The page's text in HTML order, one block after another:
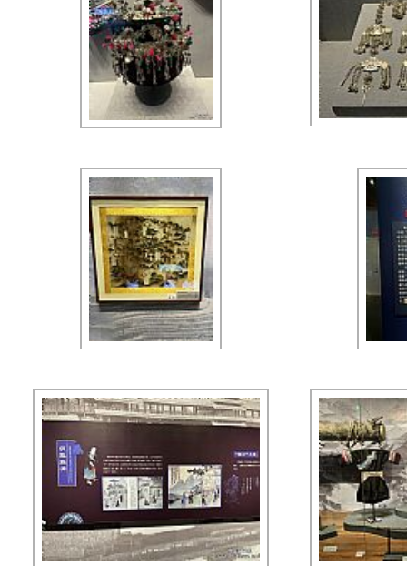
在保留
版权所有：独山在线 copyright ©2007-2026
免责声明：本网转载或链接出于传递更多信息之目的，并不
本站为公益性网站，旨在传递有益信息和社会正能量，宣传独山，若您认为
工信部备案：黔ICP备